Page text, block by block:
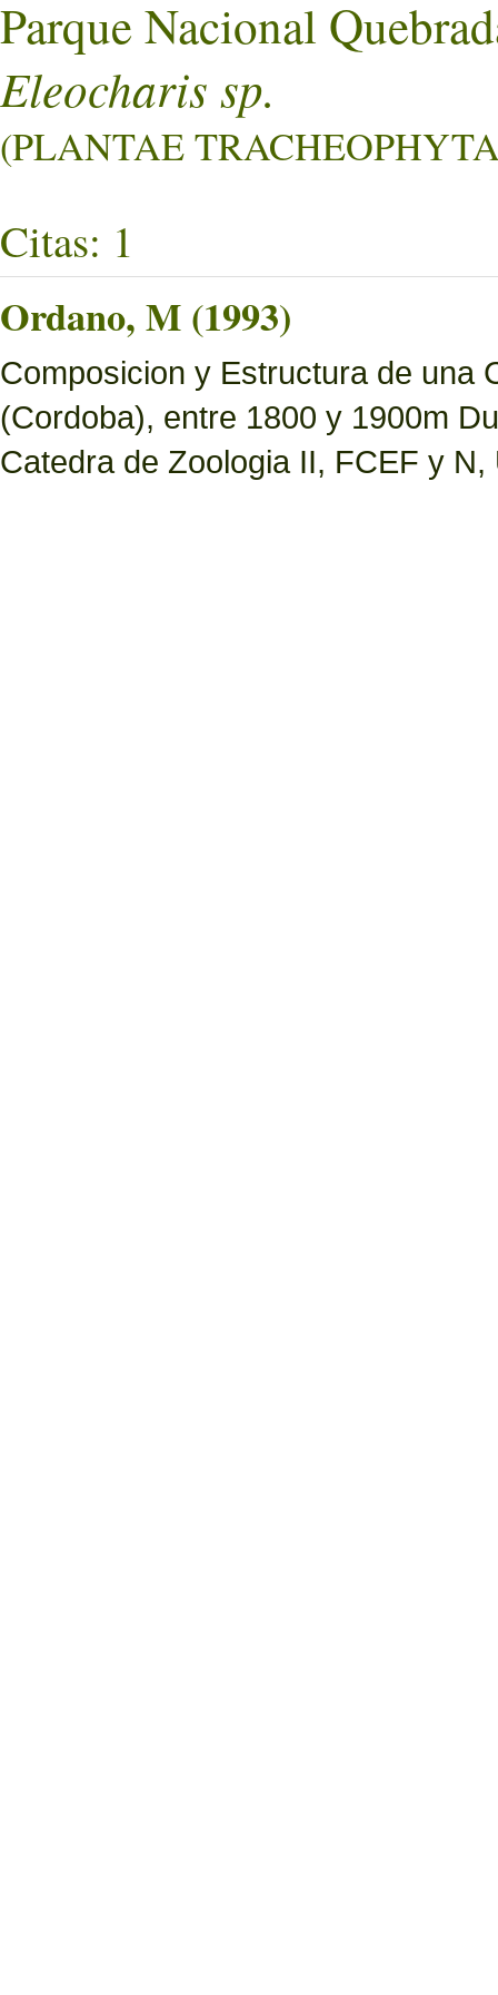
Parque Nacional
Eleocharis sp.
(PLANTAE
Citas: 1
Ordano, M (1993)
Composicion y Estructura de una
(Cordoba), entre 1800 y 1900m
Catedra de Zoologia II, FCEF y N,